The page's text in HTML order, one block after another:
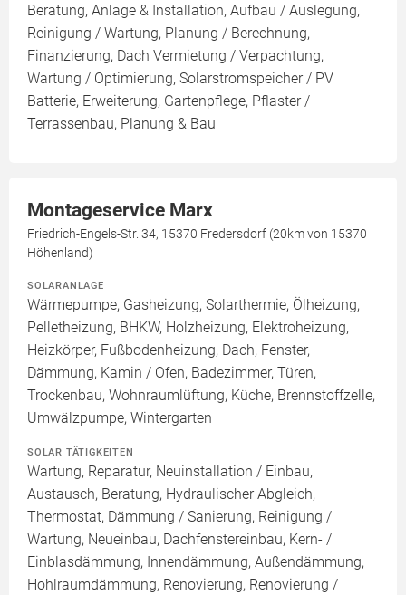
Beratung, Anlage & Installation, Aufbau / Auslegung,
Reinigung / Wartung, Planung / Berechnung,
Finanzierung, Dach Vermietung / Verpachtung,
Wartung / Optimierung, Solarstromspeicher / PV
Batterie, Erweiterung, Gartenpflege, Pflaster /
Terrassenbau, Planung & Bau
Montageservice Marx
Friedrich-Engels-Str. 34, 15370 Fredersdorf (20km von 15370
Höhenland)
SOLARANLAGE
Wärmepumpe, Gasheizung, Solarthermie, Ölheizung,
Pelletheizung, BHKW, Holzheizung, Elektroheizung,
Heizkörper, Fußbodenheizung, Dach, Fenster,
Dämmung, Kamin / Ofen, Badezimmer, Türen,
Trockenbau, Wohnraumlüftung, Küche, Brennstoffzelle,
Umwälzpumpe, Wintergarten
SOLAR TÄTIGKEITEN
Wartung, Reparatur, Neuinstallation / Einbau,
Austausch, Beratung, Hydraulischer Abgleich,
Thermostat, Dämmung / Sanierung, Reinigung /
Wartung, Neueinbau, Dachfenstereinbau, Kern- /
Einblasdämmung, Innendämmung, Außendämmung,
Hohlraumdämmung, Renovierung, Renovierung /